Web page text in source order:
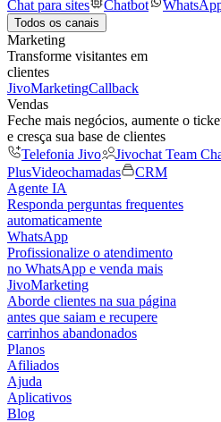
Chat para sites
Chatbot
Todos os canais
Marketing
Transforme visitantes em
clientes
JivoMarketingCallback
Vendas
Feche mais negócios, aumente o
e cresça sua base de clientes
Telefonia Jivo
Jivochat Team
PlusVideochamadas
CRM
Agente IA
Responda perguntas frequentes
automaticamente
WhatsApp
Profissionalize o atendimento
no WhatsApp e venda mais
JivoMarketing
Aborde clientes na sua página
antes que saiam e recupere
carrinhos abandonados
Planos
Afiliados
Ajuda
Aplicativos
Blog